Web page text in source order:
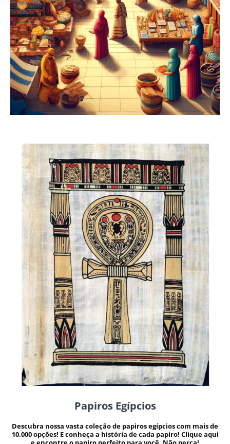
Papiros Egípcios
Descubra nossa vasta coleção de papiros egípcios com mais de
10.000 opções! E conheça a história de cada papiro! Clique aqui